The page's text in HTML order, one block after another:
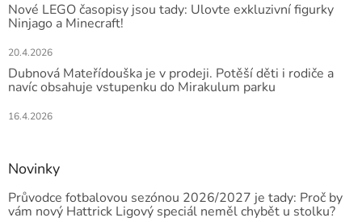
Nové LEGO časopisy jsou tady: Ulovte exkluzivní figurky
Ninjago a Minecraft!
20.4.2026
Dubnová Mateřídouška je v prodeji. Potěší děti i rodiče a
navíc obsahuje vstupenku do Mirakulum parku
16.4.2026
Novinky
Průvodce fotbalovou sezónou 2026/2027 je tady: Proč by
vám nový Hattrick Ligový speciál neměl chybět u stolku?